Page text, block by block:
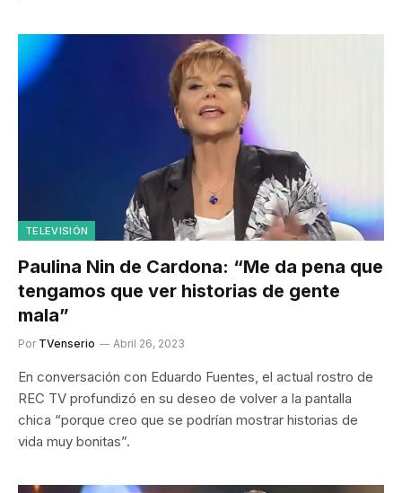
TELEVISIÓN
Paulina Nin de Cardona: “Me da pena que
tengamos que ver historias de gente
mala”
Por TVenserio Abril 26, 2023
En conversación con Eduardo Fuentes, el actual rostro de
REC TV profundizó en su deseo de volver a la pantalla
chica “porque creo que se podrían mostrar historias de
vida muy bonitas”.